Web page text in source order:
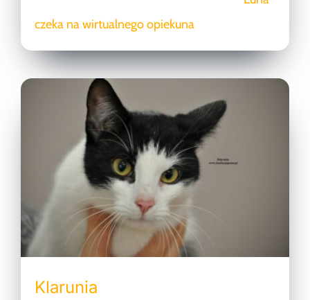
czeka na wirtualnego opiekuna
Klarunia